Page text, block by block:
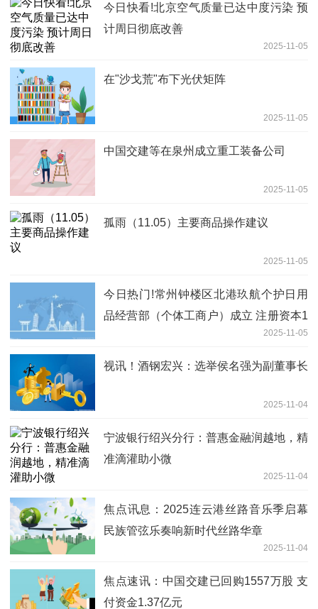
今日快看!北京空气质量已达中度污染 预
计周日彻底改善
2025-11-05
在"沙戈荒"布下光伏矩阵
2025-11-05
中国交建等在泉州成立重工装备公司
2025-11-05
孤雨（11.05）主要商品操作建议
2025-11-05
今日热门!常州钟楼区北港玖航个护日用
品经营部（个体工商户）成立 注册资本1
2025-11-05
视讯！酒钢宏兴：选举侯名强为副董事长
2025-11-04
宁波银行绍兴分行：普惠金融润越地，精
准滴灌助小微
2025-11-04
焦点讯息：2025连云港丝路音乐季启幕
民族管弦乐奏响新时代丝路华章
2025-11-04
焦点速讯：中国交建已回购1557万股 支
付资金1.37亿元